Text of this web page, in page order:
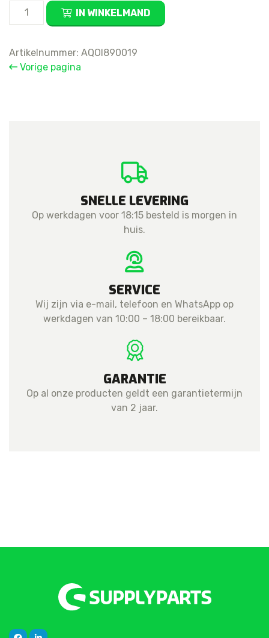
Tempered
(Privacy)
for
iPhone
IN WINKELMAND
Artikelnummer: AQOI890019
Vorige pagina
SNELLE LEVERING
Op werkdagen voor 18:15 besteld is morgen in
huis.
SERVICE
Wij zijn via e-mail, telefoon en WhatsApp op
werkdagen van 10:00 – 18:00 bereikbaar.
GARANTIE
Op al onze producten geldt een garantietermijn
van 2 jaar.